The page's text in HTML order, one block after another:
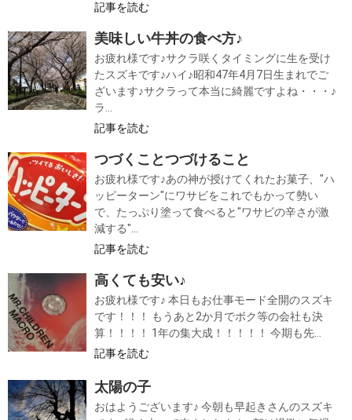
記事を読む
美味しい牛丼の食べ方♪
お疲れ様です♪サクラ咲くタイミングに生を受け
たスズキです♪ハイ♪昭和47年4月7日生まれでご
ざいます♪サクラって本当に綺麗ですよね・・・♪
ラ...
記事を読む
つづくことつづけること
お疲れ様です♪あの神が授けてくれたお菓子、"ハ
ッピーターン"にワサビをこれでもかって勢い
で、たっぷり塗って食べると"ワサビの辛さが激
減する"...
記事を読む
高くても安い♪
お疲れ様です♪ 本日もお仕事モード全開のスズキ
です！！！ もうあと2か月でボク等の会社も決
算！！！！ 1年の集大成！！！！！ 今期も先...
記事を読む
太陽の子
おはようございます♪ 今朝も早起きさんのスズキ